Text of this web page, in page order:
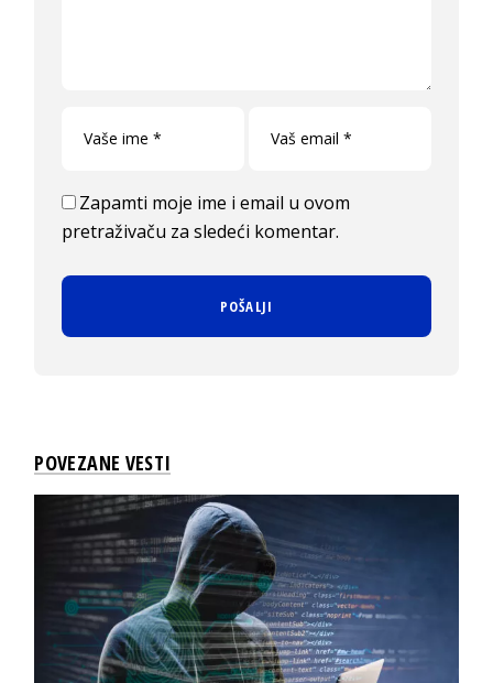
Zapamti moje ime i email u ovom
pretraživaču za sledeći komentar.
POVEZANE VESTI